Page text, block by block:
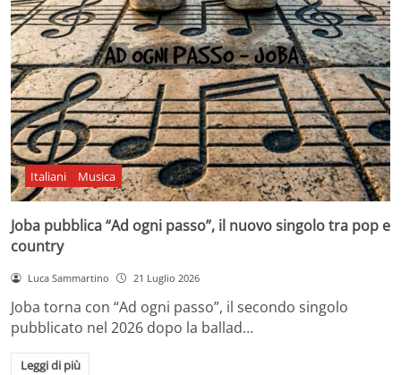
Italiani Musica
Joba pubblica “Ad ogni passo”, il nuovo singolo tra pop e
country
Luca Sammartino 21 Luglio 2026
Joba torna con “Ad ogni passo”, il secondo singolo
pubblicato nel 2026 dopo la ballad…
Leggi di più